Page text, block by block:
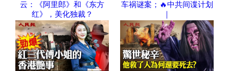
云：《阿里郎》和《东方
红》，美化独裁？
车祸谜案；🔥中共间谍计划
｜